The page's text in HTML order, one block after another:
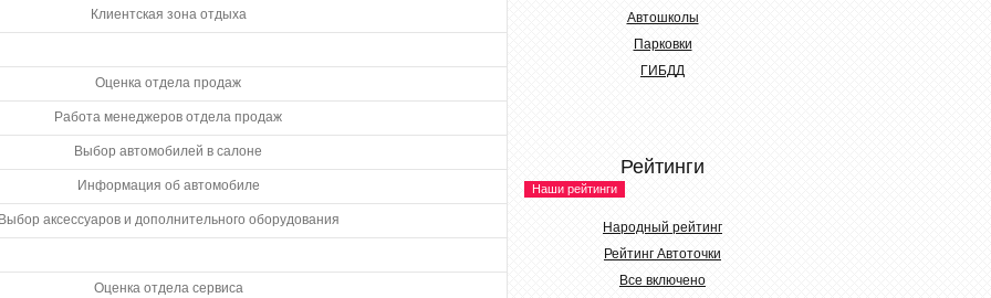
Клиентская зона отдыха
Оценка отдела продаж
Работа менеджеров отдела продаж
Выбор автомобилей в салоне
Информация об автомобиле
аксессуаров и дополнительного оборудования
Оценка отдела сервиса
Автошколы
Парковки
ГИБДД
Рейтинги
Наши рейтинги
Народный рейтинг
Рейтинг Автоточки
Все включено